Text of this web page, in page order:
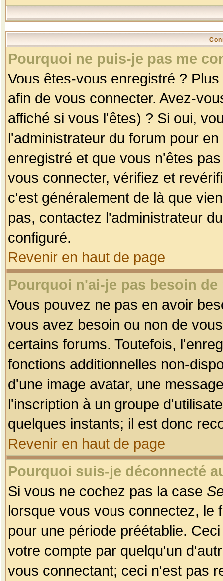
Pourquoi ne puis-je pas me
Vous êtes-vous enregistré ?
afin de vous connecter. Avez-
affiché si vous l'êtes) ? Si oui,
l'administrateur du forum pour
enregistré et que vous n'êtes
vous connecter, vérifiez et
c'est généralement de là que
pas, contactez l'administrateur
configuré.
Revenir en haut de page
Pourquoi n'ai-je pas besoin
Vous pouvez ne pas en avoir
vous avez besoin ou non de
certains forums. Toutefois,
fonctions additionnelles non-
d'une image avatar, une
l'inscription à un groupe
quelques instants; il est donc
Revenir en haut de page
Pourquoi suis-je déconnecté
Si vous ne cochez pas la case
lorsque vous vous connectez, le
pour une période préétablie.
votre compte par quelqu'un
vous connectant; ceci n'est pas